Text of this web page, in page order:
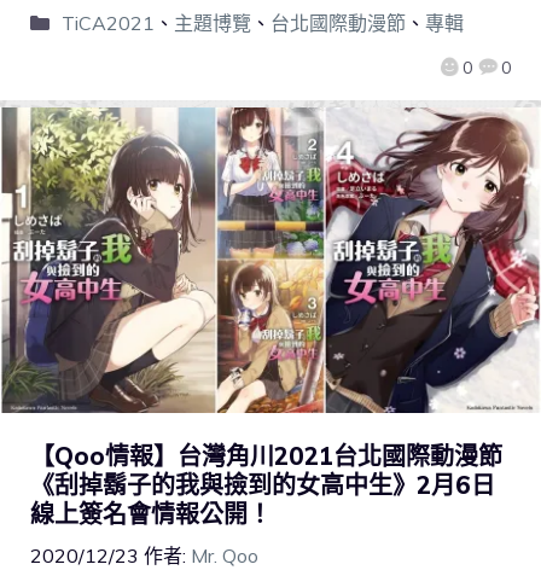
0 0
TiCA2021 、 主題博覽 、 台北國際動漫節、 專輯
【Qoo情報】台灣角川2021台北國際動漫節
《刮掉鬍子的我與撿到的女高中生》2月6日
線上簽名會情報公開！
2020/12/23 作者: Mr. Qoo